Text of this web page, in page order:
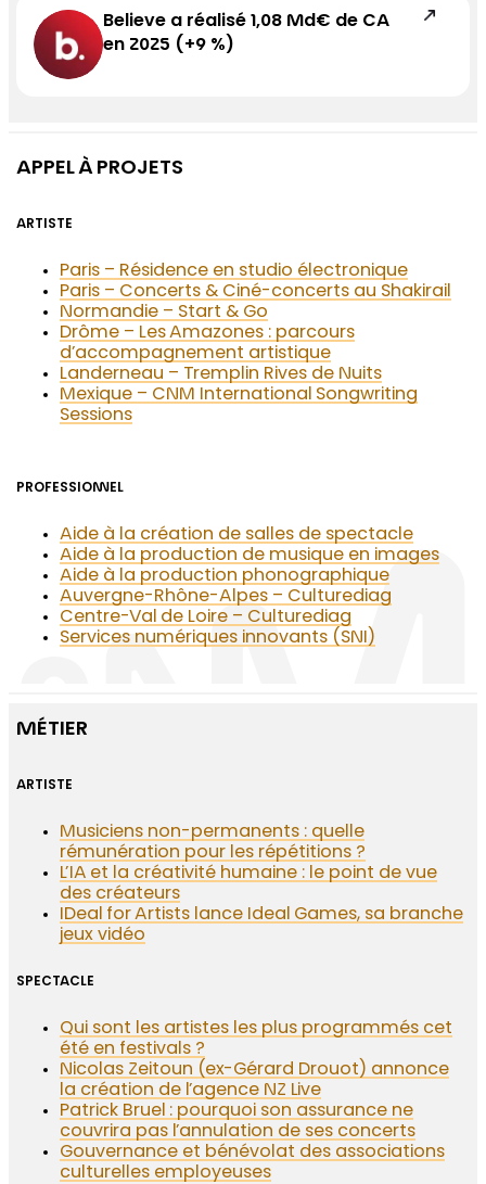
Believe a réalisé 1,08 Md€ de CA
en 2025 (+9 %)
APPEL À PROJETS
ARTISTE
Paris – Résidence en studio électronique
Paris – Concerts & Ciné-concerts au Shakirail
Normandie – Start & Go
Drôme – Les Amazones : parcours
d’accompagnement artistique
Landerneau – Tremplin Rives de Nuits
Mexique – CNM International Songwriting
Sessions
PROFESSIONNEL
Aide à la création de salles de spectacle
Aide à la production de musique en images
Aide à la production phonographique
Auvergne-Rhône-Alpes – Culturediag
Centre-Val de Loire – Culturediag
Services numériques innovants (SNI)
MÉTIER
ARTISTE
Musiciens non-permanents : quelle
rémunération pour les répétitions ?
L’IA et la créativité humaine : le point de vue
des créateurs
IDeal for Artists lance Ideal Games, sa branche
jeux vidéo
SPECTACLE
Qui sont les artistes les plus programmés cet
été en festivals ?
Nicolas Zeitoun (ex-Gérard Drouot) annonce
la création de l’agence NZ Live
Patrick Bruel : pourquoi son assurance ne
couvrira pas l’annulation de ses concerts
Gouvernance et bénévolat des associations
culturelles employeuses